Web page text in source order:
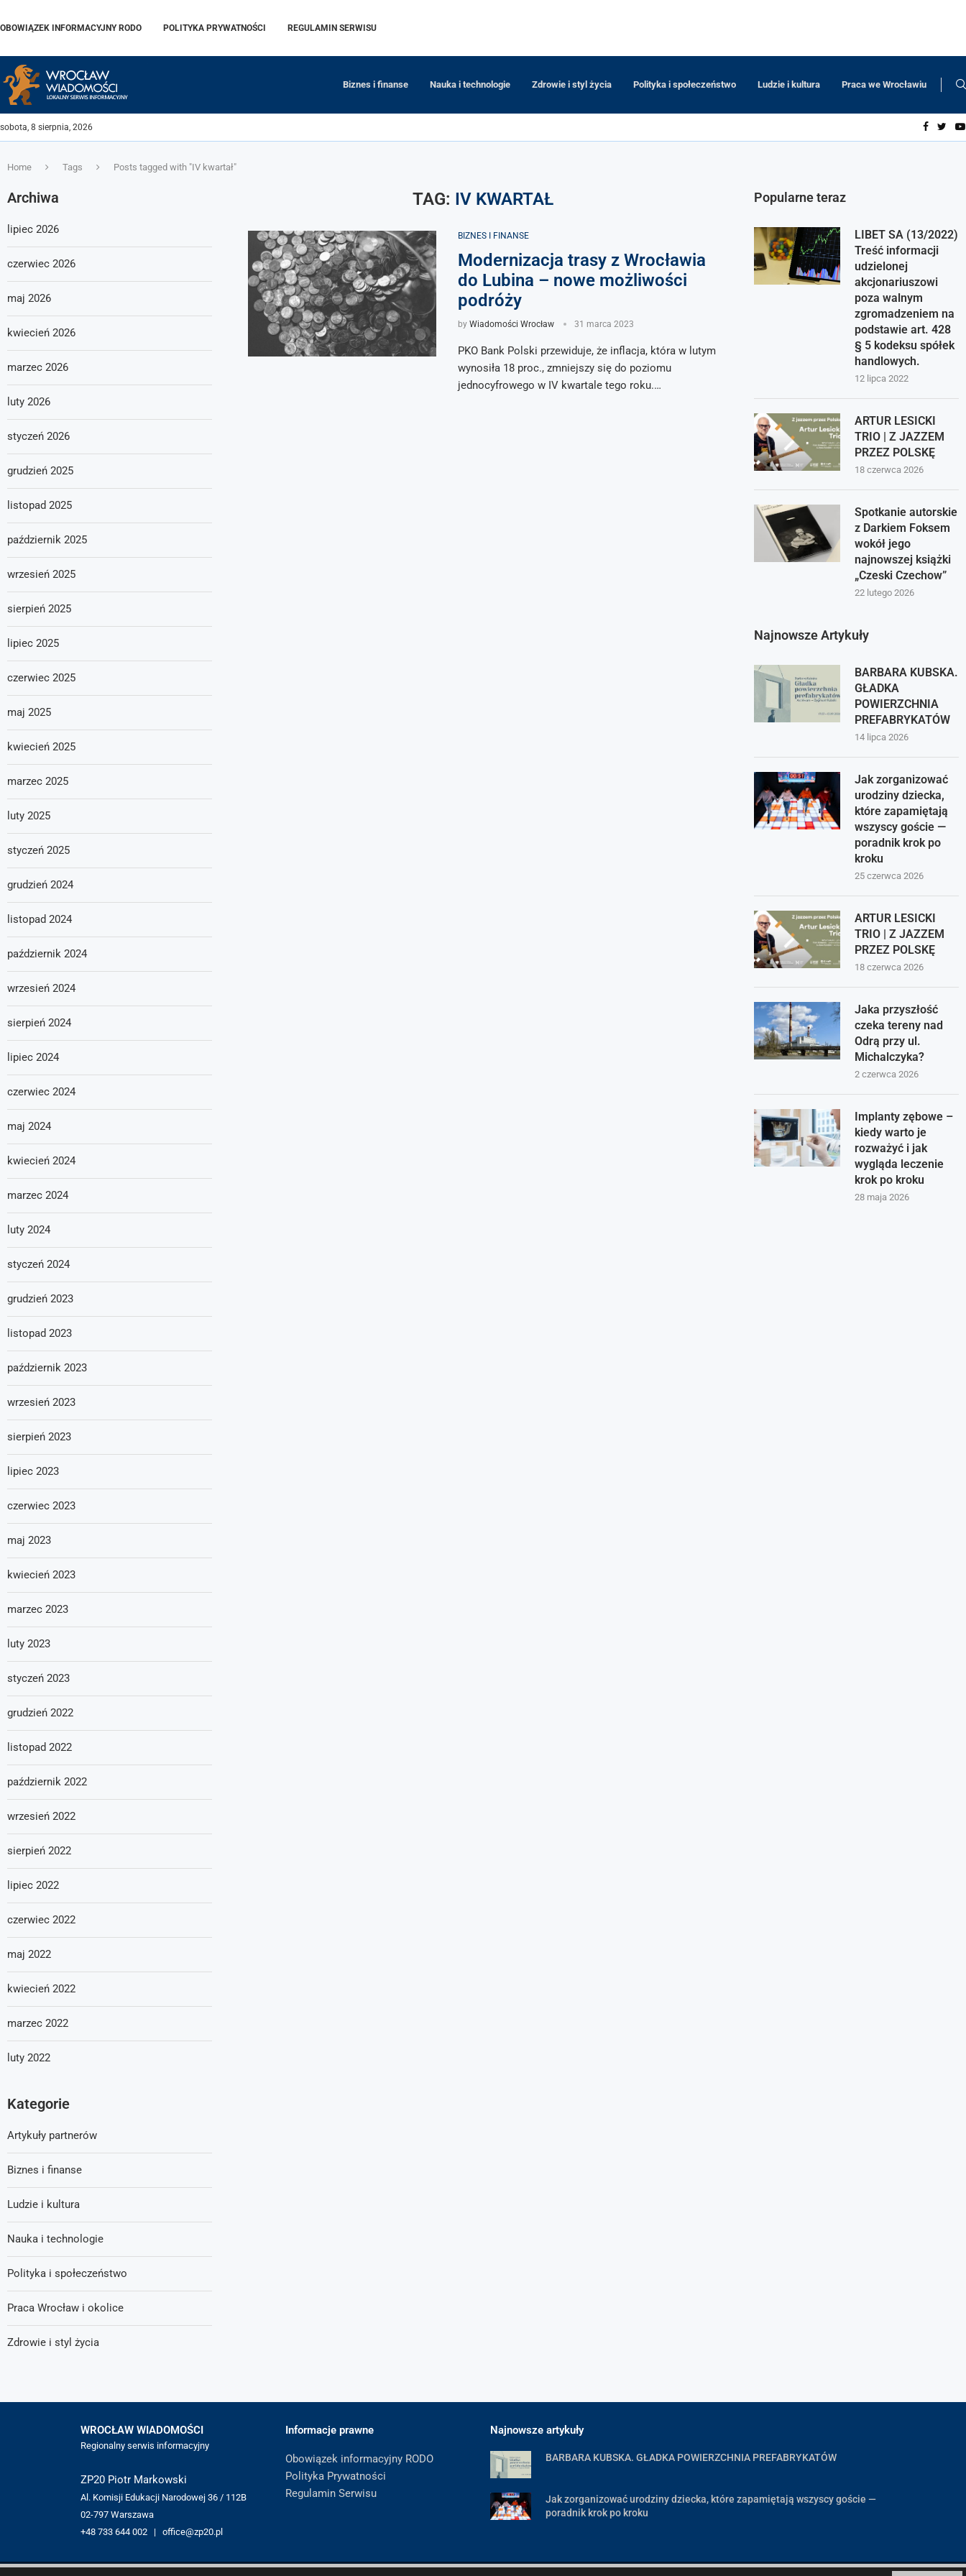
OBOWIĄZEK INFORMACYJNY RODO POLITYKA PRYWATNOŚCI REGULAMIN SERWISU
Biznes i finanse Nauka i technologie Zdrowie i styl życia Polityka i społeczeństwo Ludzie i kultura Praca we Wrocławiu
sobota, 8 sierpnia, 2026
Home Tags Posts tagged with "IV kwartał"
TAG: IV KWARTAŁ
BIZNES I FINANSE
Modernizacja trasy z Wrocławia
do Lubina – nowe możliwości
podróży
by Wiadomości Wrocław 31 marca 2023
PKO Bank Polski przewiduje, że inflacja, która w lutym
wynosiła 18 proc., zmniejszy się do poziomu
jednocyfrowego w IV kwartale tego roku.…
Popularne teraz
LIBET SA (13/2022)
Treść informacji
udzielonej
akcjonariuszowi
poza walnym
zgromadzeniem na
podstawie art. 428
§ 5 kodeksu spółek
handlowych.
12 lipca 2022
ARTUR LESICKI
TRIO | Z JAZZEM
PRZEZ POLSKĘ
18 czerwca 2026
Spotkanie autorskie
z Darkiem Foksem
wokół jego
najnowszej książki
„Czeski Czechow”
22 lutego 2026
Najnowsze Artykuły
BARBARA KUBSKA.
GŁADKA
POWIERZCHNIA
PREFABRYKATÓW
14 lipca 2026
Jak zorganizować
urodziny dziecka,
które zapamiętają
wszyscy goście —
poradnik krok po
kroku
25 czerwca 2026
ARTUR LESICKI
TRIO | Z JAZZEM
PRZEZ POLSKĘ
18 czerwca 2026
Jaka przyszłość
czeka tereny nad
Odrą przy ul.
Michalczyka?
2 czerwca 2026
Implanty zębowe –
kiedy warto je
rozważyć i jak
wygląda leczenie
krok po kroku
28 maja 2026
Archiwa
lipiec 2026
czerwiec 2026
maj 2026
kwiecień 2026
marzec 2026
luty 2026
styczeń 2026
grudzień 2025
listopad 2025
październik 2025
wrzesień 2025
sierpień 2025
lipiec 2025
czerwiec 2025
maj 2025
kwiecień 2025
marzec 2025
luty 2025
styczeń 2025
grudzień 2024
listopad 2024
październik 2024
wrzesień 2024
sierpień 2024
lipiec 2024
czerwiec 2024
maj 2024
kwiecień 2024
marzec 2024
luty 2024
styczeń 2024
grudzień 2023
listopad 2023
październik 2023
wrzesień 2023
sierpień 2023
lipiec 2023
czerwiec 2023
maj 2023
kwiecień 2023
marzec 2023
luty 2023
styczeń 2023
grudzień 2022
listopad 2022
październik 2022
wrzesień 2022
sierpień 2022
lipiec 2022
czerwiec 2022
maj 2022
kwiecień 2022
marzec 2022
luty 2022
Kategorie
Artykuły partnerów
Biznes i finanse
Ludzie i kultura
Nauka i technologie
Polityka i społeczeństwo
Praca Wrocław i okolice
Zdrowie i styl życia
WROCŁAW WIADOMOŚCI
Regionalny serwis informacyjny
ZP20 Piotr Markowski
Al. Komisji Edukacji Narodowej 36 / 112B
02-797 Warszawa
+48 733 644 002 | office@zp20.pl
Informacje prawne
Obowiązek informacyjny RODO
Polityka Prywatności
Regulamin Serwisu
Najnowsze artykuły
BARBARA KUBSKA. GŁADKA POWIERZCHNIA PREFABRYKATÓW
Jak zorganizować urodziny dziecka, które zapamiętają wszyscy goście —
poradnik krok po kroku